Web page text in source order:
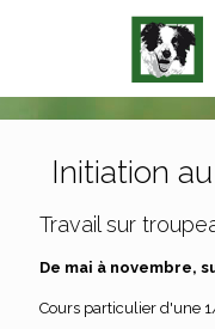
Initiation
Travail sur
De mai à novembre,
Cours particulier d'une